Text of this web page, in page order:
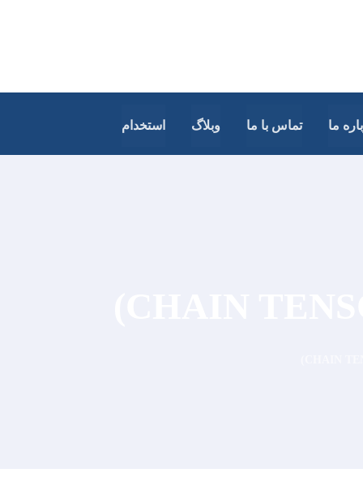
ما تماس با ما وبلاگ استخدام